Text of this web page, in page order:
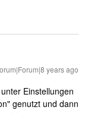
years ago
Einstellungen
genutzt und dann